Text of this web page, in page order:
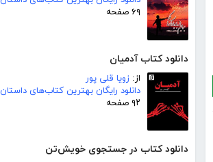
۶۹ صفحه
دانلود کتاب آدمیان
از: زویا قلی پور
دانلود رایگان بهترین کتاب‌های داستان
۹۲ صفحه
دانلود کتاب در جستجوی خویش‌تن